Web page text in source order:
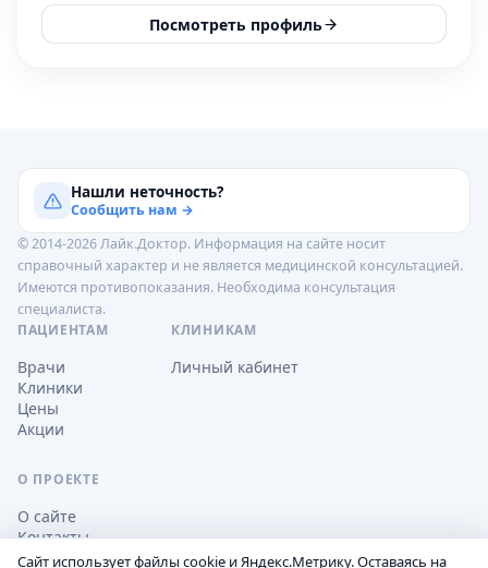
Посмотреть профиль
Нашли неточность?
Сообщить нам →
© 2014-2026 Лайк.Доктор. Информация на сайте носит
справочный характер и не является медицинской консультацией.
Имеются противопоказания. Необходима консультация
специалиста.
ПАЦИЕНТАМ
Врачи
Клиники
Цены
Акции
КЛИНИКАМ
Личный кабинет
О ПРОЕКТЕ
О сайте
Контакты
Сайт использует файлы cookie и Яндекс.Метрику. Оставаясь на